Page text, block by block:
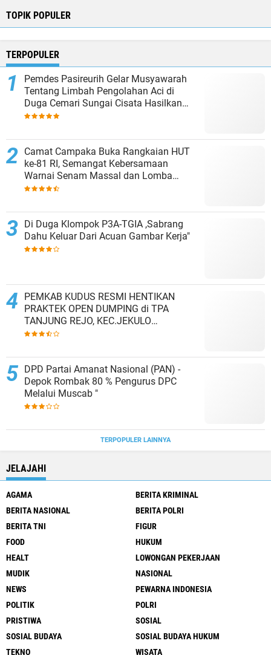
TOPIK POPULER
TERPOPULER
Pemdes Pasireurih Gelar Musyawarah
Tentang Limbah Pengolahan Aci di
Duga Cemari Sungai Cisata Hasilkan
Kesepakatan Tutup Sementara
Camat Campaka Buka Rangkaian HUT
ke-81 RI, Semangat Kebersamaan
Warnai Senam Massal dan Lomba
Karaoke Perangkat Desa
Di Duga Klompok P3A-TGIA ,Sabrang
Dahu Keluar Dari Acuan Gambar Kerja"
PEMKAB KUDUS RESMI HENTIKAN
PRAKTEK OPEN DUMPING di TPA
TANJUNG REJO, KEC.JEKULO
KAB.KUDUS,BERLAKUKAN SISTEM
DPD Partai Amanat Nasional (PAN) -
Depok Rombak 80 % Pengurus DPC
Melalui Muscab "
TERPOPULER LAINNYA
JELAJAHI
AGAMA
BERITA KRIMINAL
BERITA NASIONAL
BERITA POLRI
BERITA TNI
FIGUR
FOOD
HUKUM
HEALT
LOWONGAN PEKERJAAN
MUDIK
NASIONAL
NEWS
PEWARNA INDONESIA
POLITIK
POLRI
PRISTIWA
SOSIAL
SOSIAL BUDAYA
SOSIAL BUDAYA HUKUM
TEKNO
WISATA